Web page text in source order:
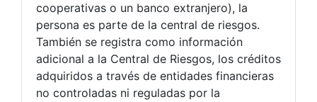
cooperativas o un banco extranjero), la
persona es parte de la central de riesgos.
También se registra como información
adicional a la Central de Riesgos, los créditos
adquiridos a través de entidades financieras
no controladas ni reguladas por la